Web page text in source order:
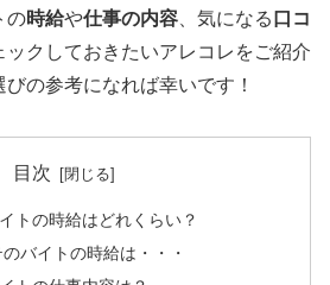
の時給や仕事の内容 、気になる 口コ
ックしておきたいアレコレをご紹介
の参考になれば幸いです！
目次
トの時給はどれくらい？
のバイトの時給は・・・